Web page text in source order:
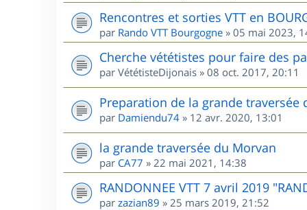
Rencontres et sorties VTT en
par Rando VTT Bourgogne » 05 mai 2023,
Cherche vététistes pour faire des
par VététisteDijonais » 08 oct. 2017, 20:11
Preparation de la grande traversée
par Damiendu74 » 12 avr. 2020, 13:01
la grande traversée du Morvan
par CA77 » 22 mai 2021, 14:38
RANDONNEE VTT 7 avril 2019
par zazian89 » 25 mars 2019, 21:52